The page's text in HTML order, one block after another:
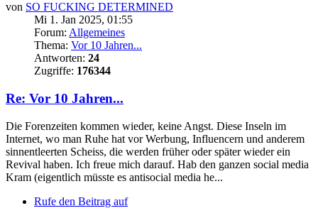
von SO FUCKING DETERMINED
Mi 1. Jan 2025, 01:55
Forum: Allgemeines
Thema: Vor 10 Jahren...
Antworten: 24
Zugriffe: 176344
Re: Vor 10 Jahren...
Die Forenzeiten kommen wieder, keine Angst. Diese Inseln im
Internet, wo man Ruhe hat vor Werbung, Influencern und anderem
sinnentleerten Scheiss, die werden früher oder später wieder ein
Revival haben. Ich freue mich darauf. Hab den ganzen social media
Kram (eigentlich müsste es antisocial media he...
Rufe den Beitrag auf